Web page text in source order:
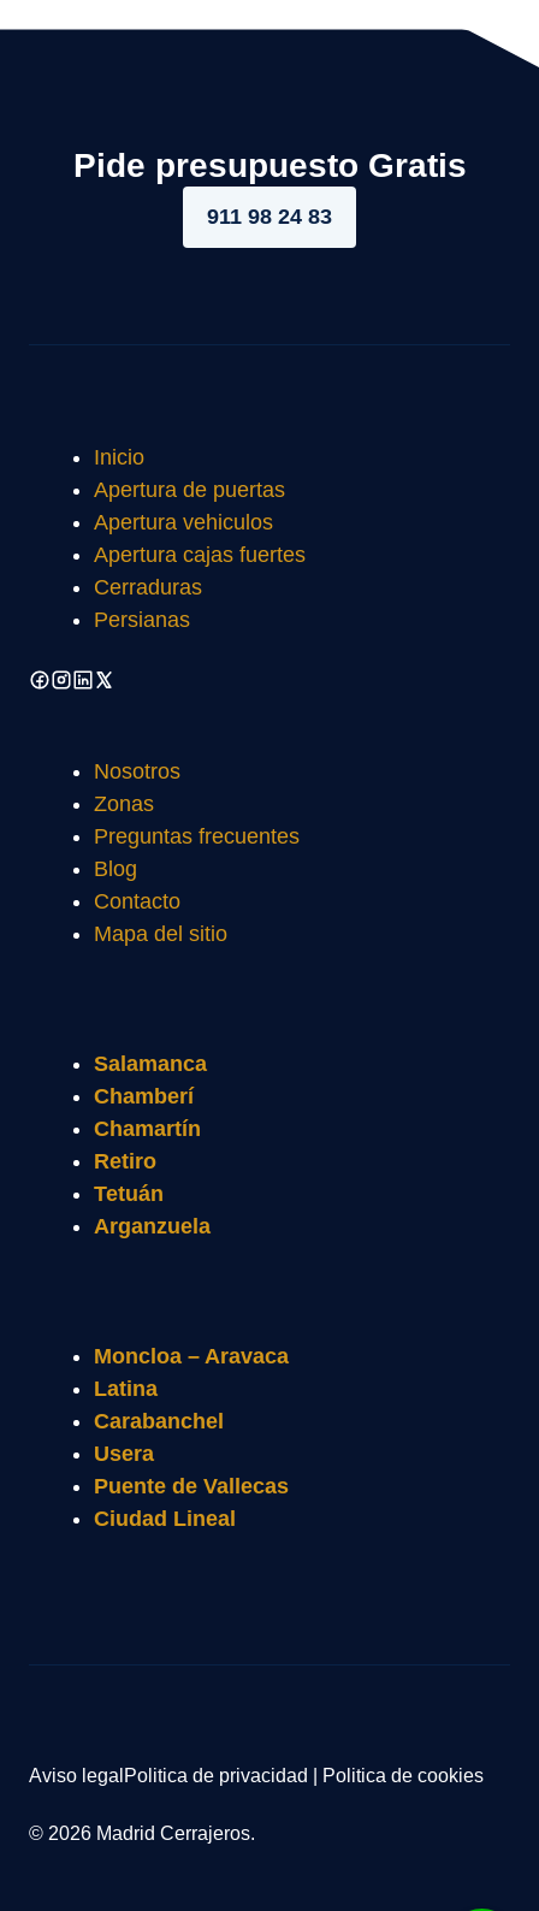
Pide presupuesto Gratis
911 98 24 83
Inicio
Apertura de puertas
Apertura vehiculos
Apertura cajas fuertes
Cerraduras
Persianas
Nosotros
Zonas
Preguntas frecuentes
Blog
Contacto
Mapa del sitio
Salamanca
Chamberí
Chamartín
Retiro
Tetuán
Arganzuela
Moncloa – Aravaca
Latina
Carabanchel
Usera
Puente de Vallecas
Ciudad Lineal
© 2026 Madrid Cerrajeros.
Aviso legal Politica de privacidad Politica de cookies